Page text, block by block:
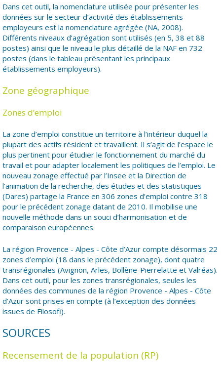
Dans cet outil, la nomenclature utilisée pour présenter les
données sur le secteur d’activité des établissements
employeurs est la nomenclature agrégée (NA, 2008).
Différents niveaux d’agrégation sont utilisés (en 5, 38 et 88
postes) ainsi que le niveau le plus détaillé de la NAF en 732
postes (dans le tableau présentant les principaux
établissements employeurs).
Zone géographique
Zones d’emploi
La zone d’emploi constitue un territoire à l’intérieur duquel la
plupart des actifs résident et travaillent. Il s’agit de l’espace le
plus pertinent pour étudier le fonctionnement du marché du
travail et pour adapter localement les politiques de l’emploi. Le
nouveau zonage effectué par l’Insee et la Direction de
l’animation de la recherche, des études et des statistiques
(Dares) partage la France en 306 zones d’emploi contre 318
pour le précédent zonage datant de 2010. Il mobilise une
nouvelle méthode dans un souci d’harmonisation et de
comparaison européennes.
La région Provence - Alpes - Côte d’Azur compte désormais 22
zones d’emploi (18 dans le précédent zonage), dont quatre
transrégionales (Avignon, Arles, Bollène-Pierrelatte et Valréas).
Dans cet outil, pour les zones transrégionales, seules les
données des communes de la région Provence - Alpes - Côte
d’Azur sont prises en compte (à l’exception des données
issues de Filosofi).
SOURCES
Recensement de la population (RP)